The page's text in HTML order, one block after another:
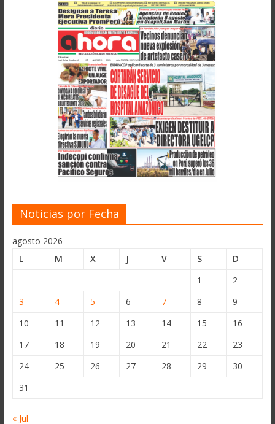
Noticias por Fecha
agosto 2026
L
M X J V S
D
1
2
3
4 5 6 7 8
9
10
11 12 13 14 15
16
17
18 19 20 21 22
23
24
25 26 27 28 29
30
31
« Jul